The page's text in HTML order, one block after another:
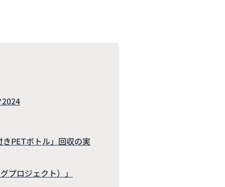
2024
PETボトル」回収の実
ロジェクト）」